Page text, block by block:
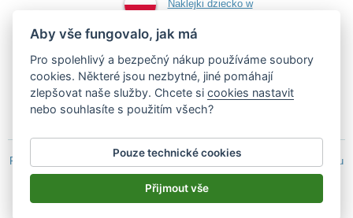
Naklejki dziecko w
aucie
Samolepky dítě v autě
Podle zákona o evidenci tržeb je prodávající povinen vystavit kupujícímu
účtenku.
Zároveň je povinen zaevidovat přijatou tržbu u správce daně on-line; v
případě technického výpadku pak nejpozději do 48 hodin.
Aby vše fungovalo, jak má
Pro spolehlivý a bezpečný nákup používáme soubory
cookies. Některé jsou nezbytné, jiné pomáhají
zlepšovat naše služby. Chcete sicookies nastavit
nebo souhlasíte s použitím všech?
Pouze technické cookies
Přijmout vše